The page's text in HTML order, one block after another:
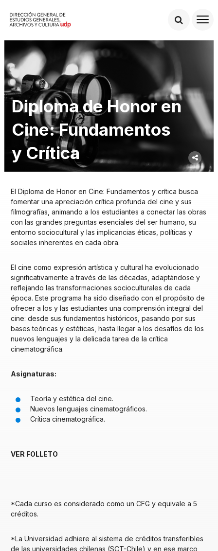
Diploma de Honor en
Cine: Fundamentos
y Crítica
El Diploma de Honor en Cine: Fundamentos y crítica busca
fomentar una apreciación crítica profunda del cine y sus
filmografías, animando a los estudiantes a conectar las obras
con las grandes preguntas esenciales del ser humano, su
entorno sociocultural y las implicancias éticas, políticas y
sociales inherentes en cada obra.
El cine como expresión artística y cultural ha evolucionado
significativamente a través de las décadas, adaptándose y
reflejando las transformaciones socioculturales de cada
época. Este programa ha sido diseñado con el propósito de
ofrecer a los y las estudiantes una comprensión integral del
cine: desde sus fundamentos históricos, pasando por sus
bases teóricas y estéticas, hasta llegar a los desafíos de los
nuevos lenguajes y la delicada tarea de la crítica
cinematográfica.
Asignaturas:
Teoría y estética del cine.
Nuevos lenguajes cinematográficos.
Crítica cinematográfica.
VER FOLLETO
*Cada curso es considerado como un CFG y equivale a 5
créditos.
*La Universidad adhiere al sistema de créditos transferibles
de las universidades chilenas (SCT-Chile) y en ese marco